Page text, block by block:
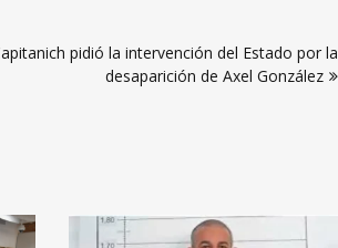
pidió la intervención del Estado por la
desaparición de Axel González